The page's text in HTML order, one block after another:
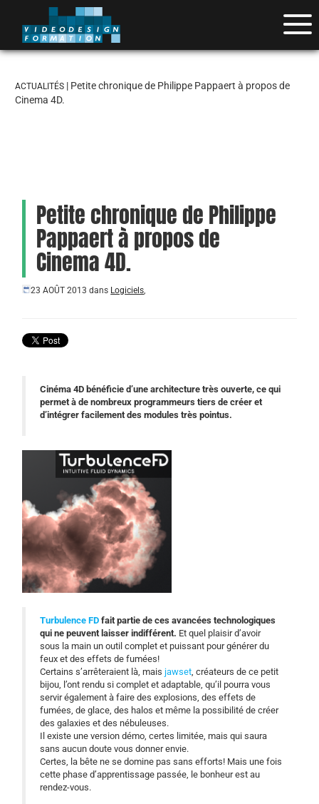
ACTUALITÉS | Petite chronique de Philippe Pappaert à propos de
Cinema 4D.
Petite chronique de Philippe
Pappaert à propos de
Cinema 4D.
23 AOÛT 2013 dans Logiciels,
Cinéma 4D bénéficie d’une architecture très ouverte, ce qui
permet à de nombreux programmeurs tiers de créer et
d’intégrer facilement des modules très pointus.
Turbulence FD fait partie de ces avancées technologiques
qui ne peuvent laisser indifférent. Et quel plaisir d’avoir
sous la main un outil complet et puissant pour générer du
feux et des effets de fumées!
Certains s’arrêteraient là, mais jawset , créateurs de ce petit
bijou, l’ont rendu si complet et adaptable, qu’il pourra vous
servir également à faire des explosions, des effets de
fumées, de glace, des halos et même la possibilité de créer
des galaxies et des nébuleuses.
Il existe une version démo, certes limitée, mais qui saura
sans aucun doute vous donner envie.
Certes, la bête ne se domine pas sans efforts! Mais une fois
cette phase d’apprentissage passée, le bonheur est au
rendez-vous.